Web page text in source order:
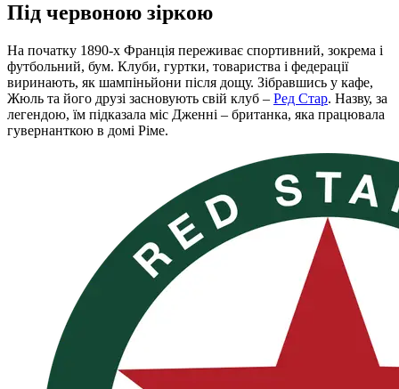
Під червоною зіркою
На початку 1890-х Франція переживає спортивний, зокрема і
футбольний, бум. Клуби, гуртки, товариства і федерації
виринають, як шампіньйони після дощу. Зібравшись у кафе,
Жюль та його друзі засновують свій клуб – Ред Стар. Назву, за
легендою, їм підказала міс Дженні – британка, яка працювала
гувернанткою в домі Ріме.